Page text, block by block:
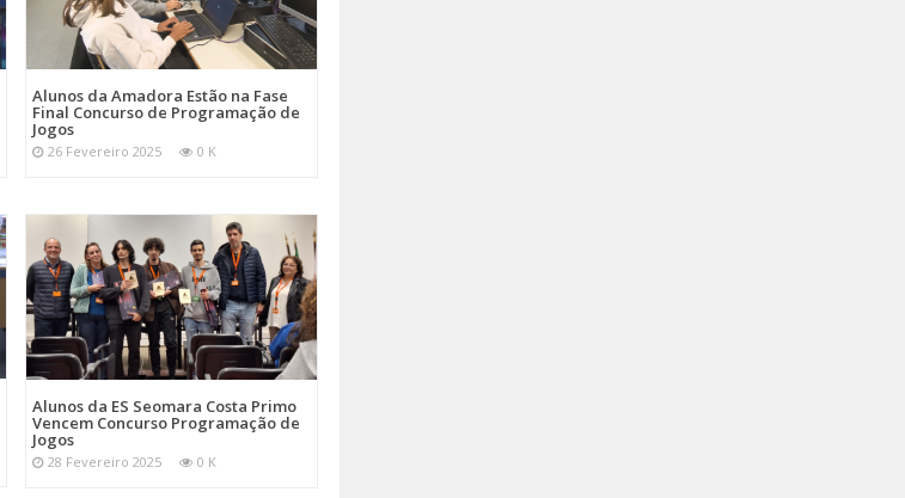
Alunos da Amadora Estão na Fase
Final Concurso de Programação de
Jogos
26 Fevereiro 2025 0 K
Alunos da ES Seomara Costa Primo
Vencem Concurso Programação de
Jogos
28 Fevereiro 2025 0 K